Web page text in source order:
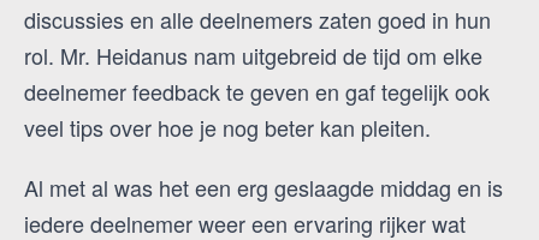
discussies en alle deelnemers zaten goed in hun
rol. Mr. Heidanus nam uitgebreid de tijd om elke
deelnemer feedback te geven en gaf tegelijk ook
veel tips over hoe je nog beter kan pleiten.
Al met al was het een erg geslaagde middag en is
iedere deelnemer weer een ervaring rijker wat